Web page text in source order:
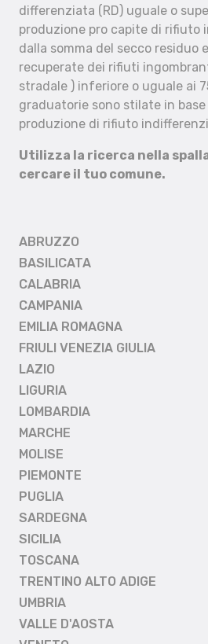
differenziata (RD) uguale o
produzione pro capite di rifiuto
dalla somma del secco residuo
recuperate dei rifiuti
stradale ) inferiore o uguale ai
graduatorie sono stilate in base
produzione di rifiuto
Utilizza la ricerca nella
cercare il tuo comune.
ABRUZZO
BASILICATA
CALABRIA
CAMPANIA
EMILIA ROMAGNA
FRIULI VENEZIA GIULIA
LAZIO
LIGURIA
LOMBARDIA
MARCHE
MOLISE
PIEMONTE
PUGLIA
SARDEGNA
SICILIA
TOSCANA
TRENTINO ALTO ADIGE
UMBRIA
VALLE D'AOSTA